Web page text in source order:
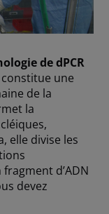
de dPCR
une
de la
la
elle divise les
d’ADN
devez